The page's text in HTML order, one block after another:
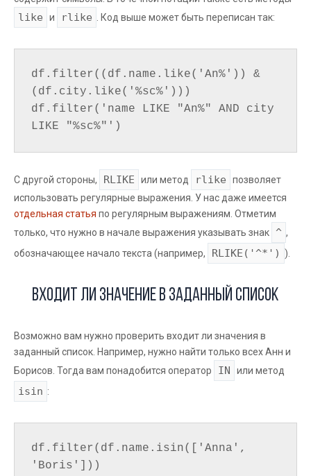
like и rlike . Код выше может быть переписан так:
df.filter((df.name.like('An%')) &
(df.city.like('%sc%')))
df.filter('name LIKE "An%" AND city
С другой стороны, RLIKE или метод rlike
позволяет
использовать регулярные выражения. У нас даже имеется
отдельная статья по регулярным выражениям. Отметим
только, что нужно в начале выражения указывать знак
^ ,
обозначающее начало текста (например,
RLIKE('^*') ).
Входит ли значение в заданный список
Возможно вам нужно проверить входит ли значения в
заданный список. Например, нужно найти только всех Анн и
Борисов. Тогда вам понадобится оператор
IN или метод
isin :
df.filter(df.name.isin(['Anna',
'Boris']))